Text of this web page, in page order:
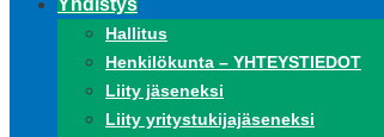
Yhdistys
Hallitus
Henkilökunta – YHTEYSTIEDOT
Liity jäseneksi
Liity yritystukijajäseneksi